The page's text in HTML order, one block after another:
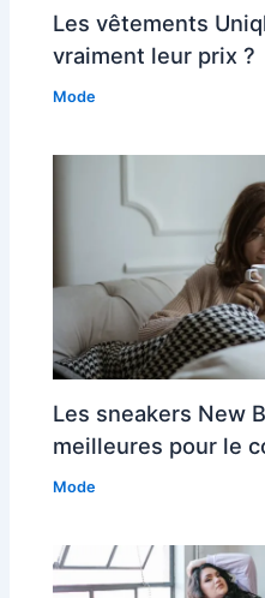
Les vêtements
vraiment leur prix ?
Mode
Les sneakers New
meilleures pour le
Mode